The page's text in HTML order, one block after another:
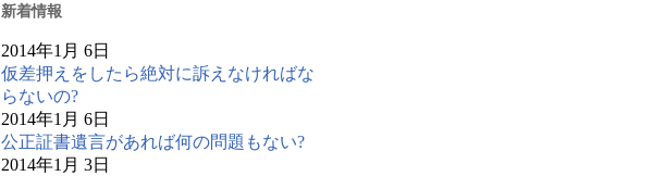
新着情報
2014年1月 6日
仮差押えをしたら絶対に訴えなければな
らないの?
2014年1月 6日
公正証書遺言があれば何の問題もない?
2014年1月 3日